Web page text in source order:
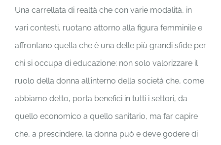
Una carrellata di realtà che con varie modalità, in
vari contesti, ruotano attorno alla figura femminile e
affrontano quella che è una delle più grandi sfide per
chi si occupa di educazione: non solo valorizzare il
ruolo della donna all’interno della società che, come
abbiamo detto, porta benefici in tutti i settori, da
quello economico a quello sanitario, ma far capire
che, a prescindere, la donna può e deve godere di